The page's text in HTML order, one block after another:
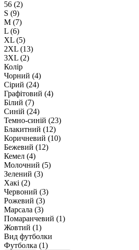
56 (2)
S (9)
M (7)
L (6)
XL (5)
2XL (13)
3XL (2)
Колір
Чорний (4)
Сірий (24)
Графітовий (4)
Білий (7)
Синій (24)
Темно-синій (23)
Блакитний (12)
Коричневий (10)
Бежевий (12)
Кемел (4)
Молочний (5)
Зелений (3)
Хакі (2)
Червоний (3)
Рожевий (3)
Марсала (3)
Помаранчевий (1)
Жовтий (1)
Вид футболки
Футболка (1)